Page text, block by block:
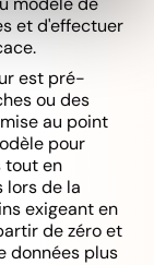
et d'effectuer
est pré-
ou des
au point
pour
tout en
lors de la
exigeant en
de zéro et
données plus